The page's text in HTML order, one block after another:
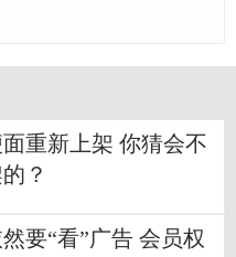
重新上架 你猜会不
？
要“看”广告 会员权